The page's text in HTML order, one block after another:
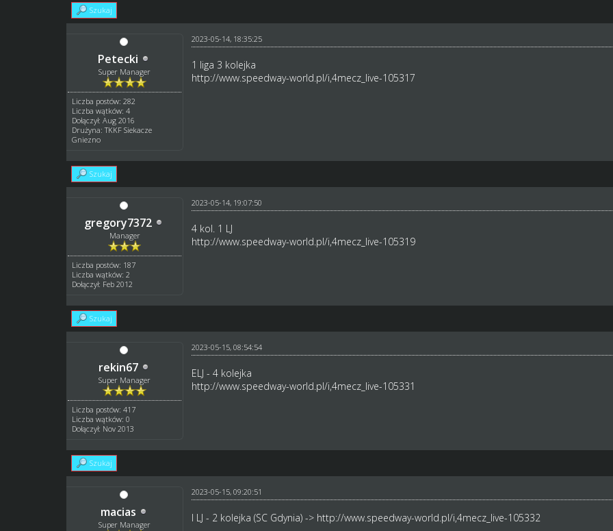
Szukaj
Petecki
Super Manager
Liczba postów: 282
Liczba wątków: 4
Dołączył: Aug 2016
Drużyna: TKKF Siekacze
Gniezno
2023-05-14, 18:35:25
1 liga 3 kolejka
http://www.speedway-world.pl/i,4mecz_live-105317
Szukaj
gregory7372
Manager
Liczba postów: 187
Liczba wątków: 2
Dołączył: Feb 2012
2023-05-14, 19:07:50
4 kol. 1 LJ
http://www.speedway-world.pl/i,4mecz_live-105319
Szukaj
rekin67
Super Manager
Liczba postów: 417
Liczba wątków: 0
Dołączył: Nov 2013
2023-05-15, 08:54:54
ELJ - 4 kolejka
http://www.speedway-world.pl/i,4mecz_live-105331
Szukaj
macias
Super Manager
2023-05-15, 09:20:51
I LJ - 2 kolejka (SC Gdynia) -> http://www.speedway-world.pl/i,4mecz_live-105332